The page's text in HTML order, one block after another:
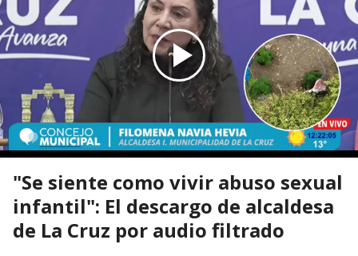
"Se siente como vivir abuso sexual
infantil": El descargo de alcaldesa
de La Cruz por audio filtrado